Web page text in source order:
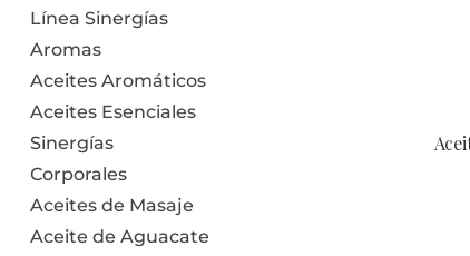
Línea Sinergías
Aromas
Aceites Aromáticos
Aceites Esenciales
Sinergías
Corporales
Aceites de Masaje
Aceite de Aguacate